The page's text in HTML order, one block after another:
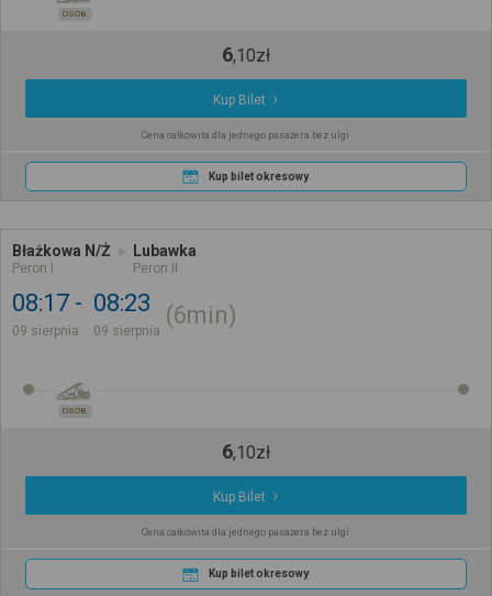
OSOB.
6,10zł
Kup Bilet
Cena całkowita dla jednego pasażera bez ulgi
Kup bilet okresowy
Błażkowa N/Ż
Peron I
Lubawka
Peron II
08:17
09 sierpnia
08:23
09 sierpnia
6min
OSOB.
6,10zł
Kup Bilet
Cena całkowita dla jednego pasażera bez ulgi
Kup bilet okresowy